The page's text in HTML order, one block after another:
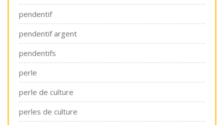
pendentif
pendentif argent
pendentifs
perle
perle de culture
perles de culture